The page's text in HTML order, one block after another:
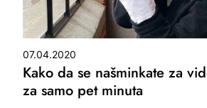
07.04.2020
Kako da se našminkate za
za samo pet minuta